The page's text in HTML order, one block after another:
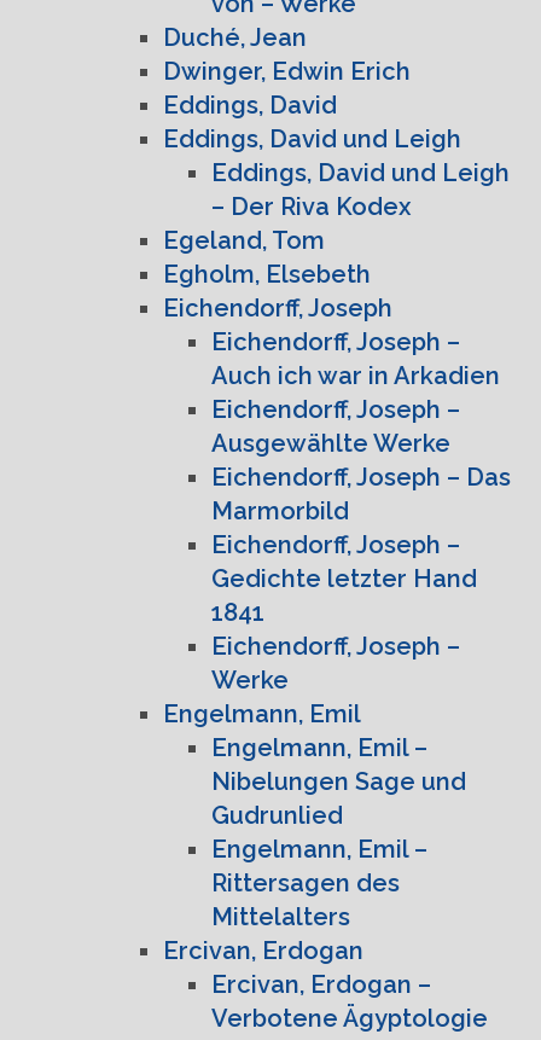
Duché, Jean
Dwinger, Edwin Erich
Eddings, David
Eddings, David und Leigh
Eddings, David und Leigh
– Der Riva Kodex
Egeland, Tom
Egholm, Elsebeth
Eichendorff, Joseph
Eichendorff, Joseph –
Auch ich war in Arkadien
Eichendorff, Joseph –
Ausgewählte Werke
Eichendorff, Joseph – Das
Marmorbild
Eichendorff, Joseph –
Gedichte letzter Hand
1841
Eichendorff, Joseph –
Werke
Engelmann, Emil
Engelmann, Emil –
Nibelungen Sage und
Gudrunlied
Engelmann, Emil –
Rittersagen des
Mittelalters
Ercivan, Erdogan
Ercivan, Erdogan –
Verbotene Ägyptologie